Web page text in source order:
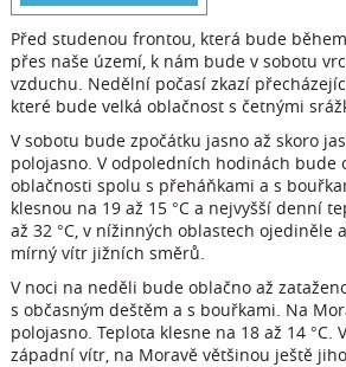
Před studenou frontou, která bude
přes naše území, k nám bude v sobotu
vzduchu. Nedělní počasí zkazí
které bude velká oblačnost s četnými
V sobotu bude zpočátku jasno až skoro
polojasno. V odpoledních hodinách bude
oblačnosti spolu s přeháňkami a s
klesnou na 19 až 15 °C a nejvyšší denní
až 32 °C, v nížinných oblastech ojediněle
mírný vítr jižních směrů.
V noci na neděli bude oblačno až
s občasným deštěm a s bouřkami. Na
polojasno. Teplota klesne na 18 až 14 °C.
západní vítr, na Moravě většinou ještě